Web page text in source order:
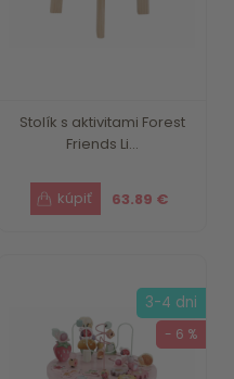
Stolík s aktivitami Forest
Friends Li...
63.89 €
3-4 dni
- 6 %